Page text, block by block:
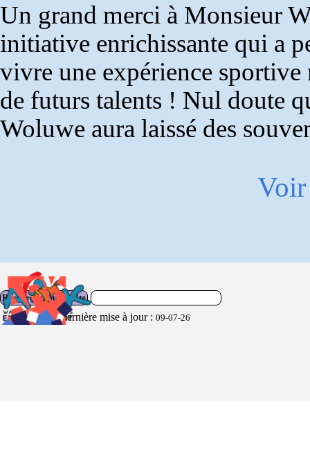
Un grand merci à Monsieur
initiative enrichissante qui a
vivre une expérience
de futurs talents ! Nul doute
Woluwe aura laissé des
Rechercher sur le site
Dernière mise à jour : 09-07-26